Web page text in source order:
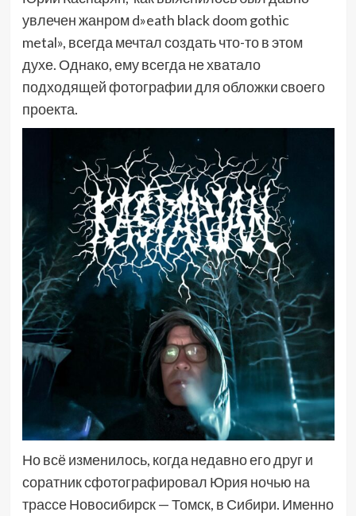
увлечен жанром d»eath black doom gothic
metal», всегда мечтал создать что-то в этом
духе. Однако, ему всегда не хватало
подходящей фотографии для обложки своего
проекта.
Но всё изменилось, когда недавно его друг и
соратник сфотографировал Юрия ночью на
трассе Новосибирск — Томск, в Сибири. Именно